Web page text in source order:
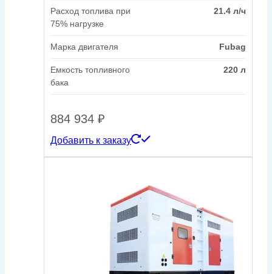
Расход топлива при
75% нагрузке
21.4 л/ч
Марка двигателя Fubag
Емкость топливного
бака
220 л
884 934 ₽
Добавить к заказу